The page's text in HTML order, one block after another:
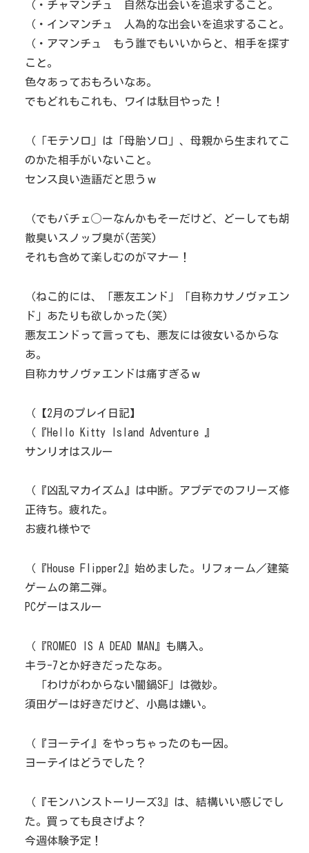
（・チャマンチュ 自然な出会いを追求すること。
（・インマンチュ 人為的な出会いを追求すること。
（・アマンチュ もう誰でもいいからと、相手を探す
こと。
色々あっておもろいなあ。
でもどれもこれも、ワイは駄目やった！
（「モテソロ」は「母胎ソロ」、母親から生まれてこ
のかた相手がいないこと。
センス良い造語だと思うｗ
（でもバチェ◯ーなんかもそーだけど、どーしても胡
散臭いスノッブ臭が(苦笑)
それも含めて楽しむのがマナー！
（ねこ的には、「悪友エンド」「自称カサノヴァエン
ド」あたりも欲しかった(笑)
悪友エンドって言っても、悪友には彼女いるからな
あ。
自称カサノヴァエンドは痛すぎるｗ
（【2月のプレイ日記】
（『Hello Kitty Island Adventure 』
サンリオはスルー
（『凶乱マカイズム』は中断。アプデでのフリーズ修
正待ち。疲れた。
お疲れ様やで
（『House Flipper2』始めました。リフォーム／建築
ゲームの第二弾。
PCゲーはスルー
（『ROMEO IS A DEAD MAN』も購入。
キラ-7とか好きだったなあ。
「わけがわからない闇鍋SF」は微妙。
須田ゲーは好きだけど、小島は嫌い。
（『ヨーテイ』をやっちゃったのも一因。
ヨーテイはどうでした？
（『モンハンストーリーズ3』は、結構いい感じでし
た。買っても良さげよ？
今週体験予定！